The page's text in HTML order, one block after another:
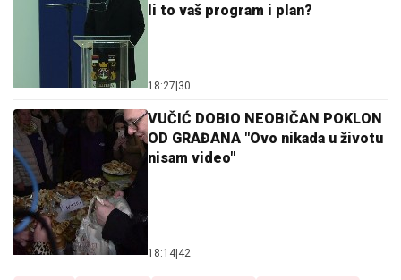
li to vaš program i plan?
18:27 30
VUČIĆ DOBIO NEOBIČAN POKLON
OD GRAĐANA "Ovo nikada u životu
nisam video"
18:14 42